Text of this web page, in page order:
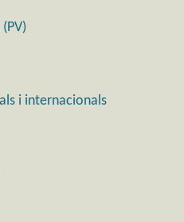
i internacionals